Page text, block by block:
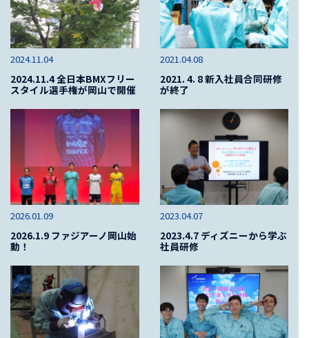
2024.11.04
2024.11.4 全日本BMXフリー
スタイル選手権が岡山で開催
2021.04.08
2021. 4. 8 新入社員合同研修
が終了
2026.01.09
2026.1.9 ファジアーノ岡山始
動！
2023.04.07
2023.4.7 ディズニーから学ぶ
社員研修